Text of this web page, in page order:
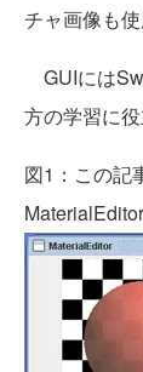
チャ画像も
GUIには
方の学習に
図1：この記
MaterialEditor